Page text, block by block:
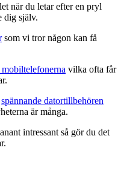
när du letar efter en pryl
dig själv.
som vi tror någon kan få
mobiltelefonerna vilka ofta får
spännande datortillbehören
är många.
intressant så gör du det